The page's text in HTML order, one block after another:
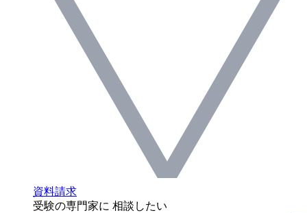
資料請求
受験の専門家に 相談したい